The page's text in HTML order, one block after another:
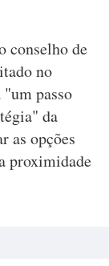
conselho de
no
passo
da
as opções
proximidade